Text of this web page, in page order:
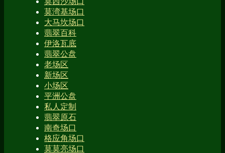
莫湾基场口
大马坎场口
翡翠百科
伊洛瓦底
翡翠公盘
老场区
新场区
小场区
平洲公盘
私人定制
翡翠原石
南奇场口
格应角场口
莫莫亮场口